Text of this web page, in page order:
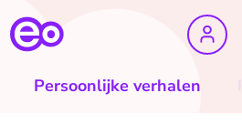
Persoonlijke verhalen